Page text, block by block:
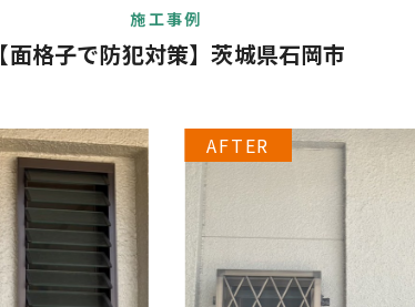
施工事例
【面格子で防犯対策】茨城県石岡市